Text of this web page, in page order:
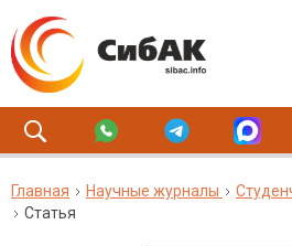
Главная Научные журналы
Статья